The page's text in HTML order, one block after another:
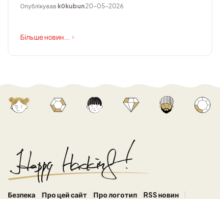
Опублікував k0kubun20-05-2026
Більше новин...
Безпека Про цей сайт Про логотип RSS новин